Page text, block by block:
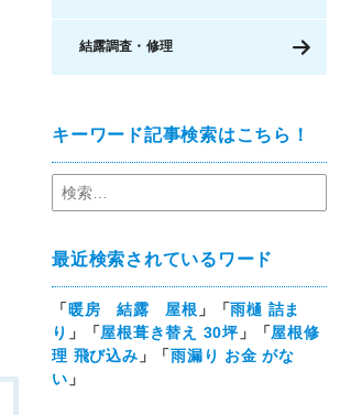
結露調査・修理
キーワード記事検索はこちら！
最近検索されているワード
「暖房 結露 屋根 」「雨樋 詰ま
り 」「屋根葺き替え 30坪」「屋根修
理 飛び込み 」「雨漏り お金 がな
い 」